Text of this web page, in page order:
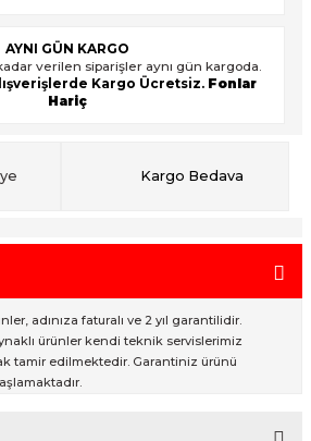
AYNI GÜN KARGO
verilen siparişler aynı gün kargoda.
Kargo Ücretsiz. Fonlar
Hariç
Kargo Bedava
adınıza faturalı ve 2 yıl garantilidir.
ürünler kendi teknik servislerimiz
tamir edilmektedir. Garantiniz ürünü